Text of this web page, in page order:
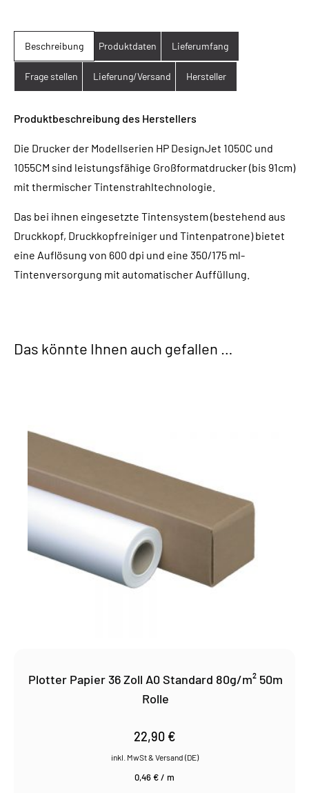
Beschreibung Produktdaten Lieferumfang
Frage stellen Lieferung/Versand Hersteller
Produktbeschreibung des Herstellers
Die Drucker der Modellserien HP DesignJet 1050C und
1055CM sind leistungsfähige Großformatdrucker (bis 91cm)
mit thermischer Tintenstrahltechnologie.
Das bei ihnen eingesetzte Tintensystem (bestehend aus
Druckkopf, Druckkopfreiniger und Tintenpatrone) bietet
eine Auflösung von 600 dpi und eine 350/175 ml-
Tintenversorgung mit automatischer Auffüllung.
Das könnte Ihnen auch gefallen …
Plotter Papier 36 Zoll A0 Standard 80g/m² 50m
Rolle
22,90 €
0,46€/ m